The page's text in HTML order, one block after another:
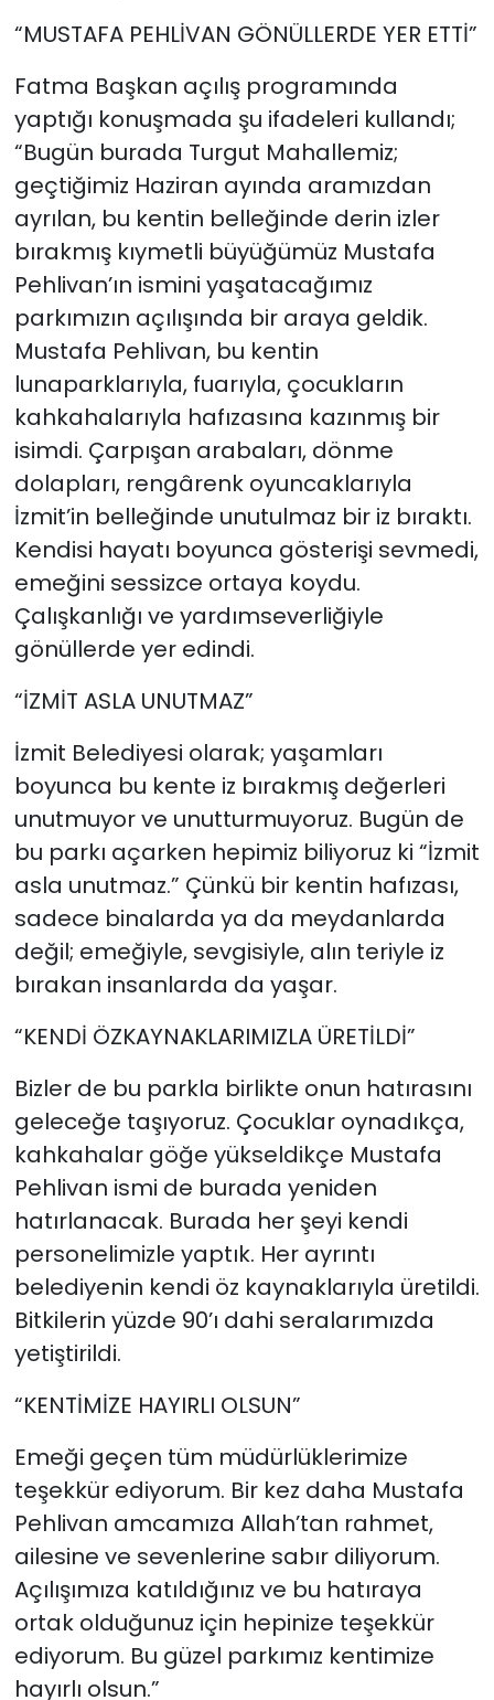
“MUSTAFA PEHLİVAN GÖNÜLLERDE YER ETTİ”
Fatma Başkan açılış programında
yaptığı konuşmada şu ifadeleri kullandı;
“Bugün burada Turgut Mahallemiz;
geçtiğimiz Haziran ayında aramızdan
ayrılan, bu kentin belleğinde derin izler
bırakmış kıymetli büyüğümüz Mustafa
Pehlivan’ın ismini yaşatacağımız
parkımızın açılışında bir araya geldik.
Mustafa Pehlivan, bu kentin
lunaparklarıyla, fuarıyla, çocukların
kahkahalarıyla hafızasına kazınmış bir
isimdi. Çarpışan arabaları, dönme
dolapları, rengârenk oyuncaklarıyla
İzmit’in belleğinde unutulmaz bir iz bıraktı.
Kendisi hayatı boyunca gösterişi sevmedi,
emeğini sessizce ortaya koydu.
Çalışkanlığı ve yardımseverliğiyle
gönüllerde yer edindi.
“İZMİT ASLA UNUTMAZ”
İzmit Belediyesi olarak; yaşamları
boyunca bu kente iz bırakmış değerleri
unutmuyor ve unutturmuyoruz. Bugün de
bu parkı açarken hepimiz biliyoruz ki “İzmit
asla unutmaz.” Çünkü bir kentin hafızası,
sadece binalarda ya da meydanlarda
değil; emeğiyle, sevgisiyle, alın teriyle iz
bırakan insanlarda da yaşar.
“KENDİ ÖZKAYNAKLARIMIZLA ÜRETİLDİ”
Bizler de bu parkla birlikte onun hatırasını
geleceğe taşıyoruz. Çocuklar oynadıkça,
kahkahalar göğe yükseldikçe Mustafa
Pehlivan ismi de burada yeniden
hatırlanacak. Burada her şeyi kendi
personelimizle yaptık. Her ayrıntı
belediyenin kendi öz kaynaklarıyla üretildi.
Bitkilerin yüzde 90’ı dahi seralarımızda
yetiştirildi.
“KENTİMİZE HAYIRLI OLSUN”
Emeği geçen tüm müdürlüklerimize
teşekkür ediyorum. Bir kez daha Mustafa
Pehlivan amcamıza Allah’tan rahmet,
ailesine ve sevenlerine sabır diliyorum.
Açılışımıza katıldığınız ve bu hatıraya
ortak olduğunuz için hepinize teşekkür
ediyorum. Bu güzel parkımız kentimize
hayırlı olsun.”